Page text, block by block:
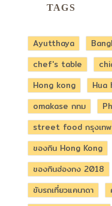
TAGS
Ayutthaya
chef's table
Hong kong
Hua
omakase กทม
street food กรุงเทพ
ของกิน Hong Kong
ของกินฮ่องกง 2018
ขับรถเที่ยวแคนาดา